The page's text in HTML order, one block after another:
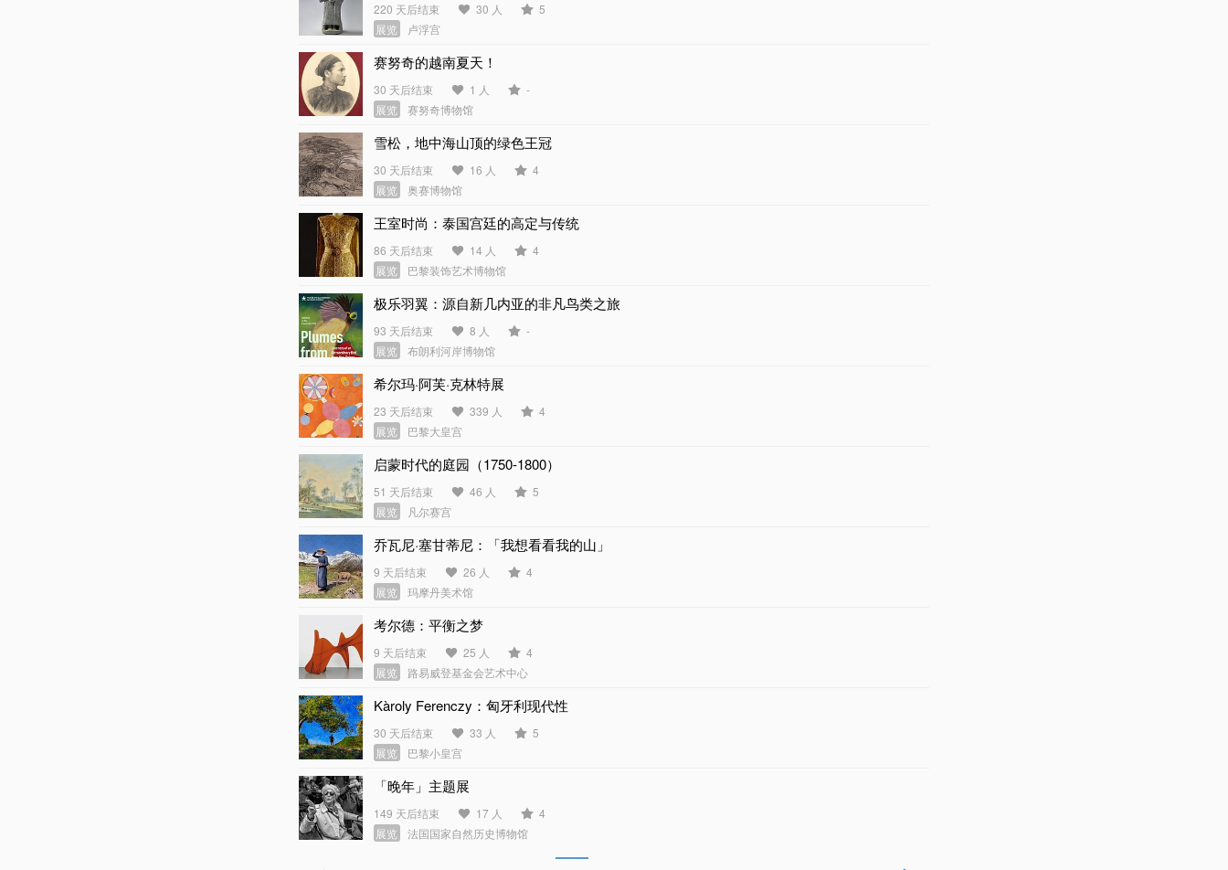
220 天后结束 30 人
5
展览
卢浮宫
赛努奇的越南夏天！
30 天后结束 1 人
-
展览
赛努奇博物馆
雪松，地中海山顶的绿色王冠
30 天后结束 16 人
4
展览
奥赛博物馆
王室时尚：泰国宫廷的高定与传统
86 天后结束 14 人
4
展览
巴黎装饰艺术博物馆
极乐羽翼：源自新几内亚的非凡鸟类之旅
93 天后结束 8 人
-
展览
布朗利河岸博物馆
希尔玛·阿芙·克林特展
23 天后结束 339 人
4
展览
巴黎大皇宫
启蒙时代的庭园（1750-1800）
51 天后结束 46 人
5
展览
凡尔赛宫
乔瓦尼·塞甘蒂尼：「我想看看我的山」
9 天后结束 26 人
4
展览
玛摩丹美术馆
考尔德：平衡之梦
9 天后结束 25 人
4
展览
路易威登基金会艺术中心
Kàroly Ferenczy：匈牙利现代性
30 天后结束 33 人
5
展览
巴黎小皇宫
「晚年」主题展
149 天后结束 17 人
4
展览
法国国家自然历史博物馆